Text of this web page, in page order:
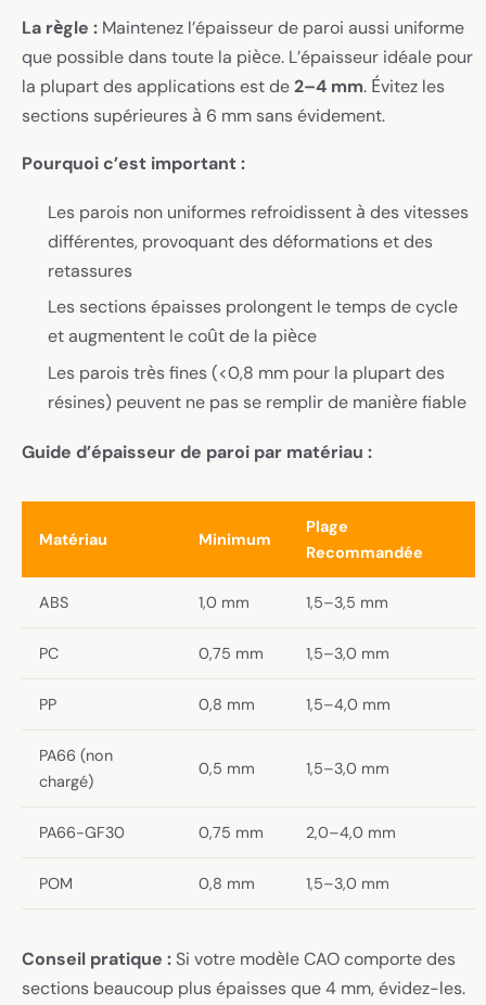
La règle : Maintenez l’épaisseur de paroi aussi uniforme
que possible dans toute la pièce. L’épaisseur idéale pour
la plupart des applications est de2–4 mm. Évitez les
sections supérieures à 6 mm sans évidement.
Pourquoi c’est important :
Les parois non uniformes refroidissent à des vitesses
différentes, provoquant des déformations et des
retassures
Les sections épaisses prolongent le temps de cycle
et augmentent le coût de la pièce
Les parois très fines (<0,8 mm pour la plupart des
résines) peuvent ne pas se remplir de manière fiable
Guide d’épaisseur de paroi par matériau :
Matériau Minimum
Plage
Recommandée
ABS 1,0 mm 1,5–3,5 mm
PC 0,75 mm 1,5–3,0 mm
PP 0,8 mm 1,5–4,0 mm
PA66 (non
chargé)
0,5 mm 1,5–3,0 mm
PA66-GF30 0,75 mm 2,0–4,0 mm
POM 0,8 mm 1,5–3,0 mm
Conseil pratique :Si votre modèle CAO comporte des
sections beaucoup plus épaisses que 4 mm, évidez-les.